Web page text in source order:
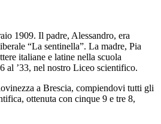
1909. Il padre, Alessandro, era
“La sentinella”. La madre, Pia
italiane e latine nella scuola
al ’33, nel nostro Liceo scientifico.
a Brescia, compiendovi tutti gli
ottenuta con cinque 9 e tre 8,